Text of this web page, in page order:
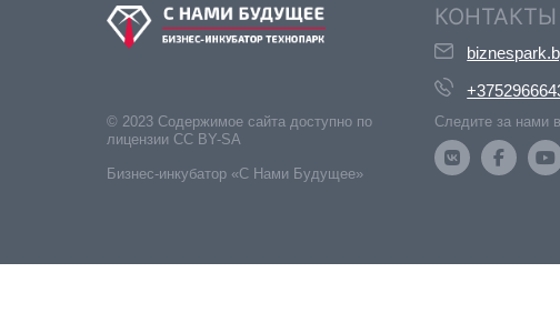
© 2023 Содержимое сайта доступно по
лицензии CC BY-SA
Бизнес-инкубатор «С Нами Будущее»
КОНТАКТЫ
Следите за нами